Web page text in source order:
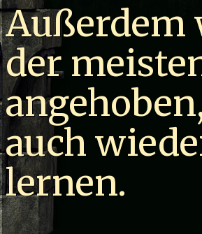
Außerdem
der
auch
lernen.